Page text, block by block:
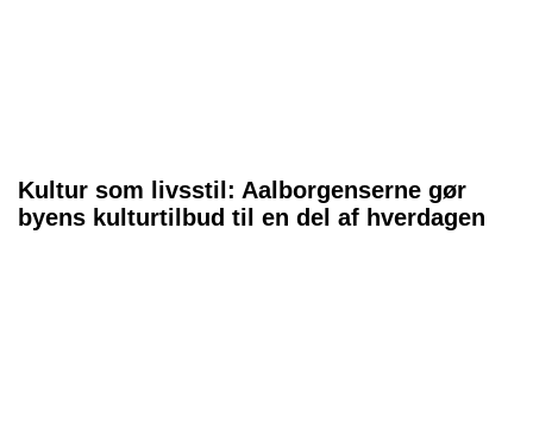
Kultur som livsstil: Aalborgenserne gør
byens kulturtilbud til en del af hverdagen